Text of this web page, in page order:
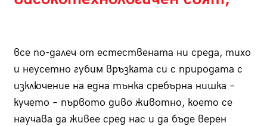
все по-далеч от естествената ни среда, тихо
и неусетно губим връзката си с природата с
изключение на една тънка сребърна нишка –
кучето – първото диво животно, което се
научава да живее сред нас и да бъде верен